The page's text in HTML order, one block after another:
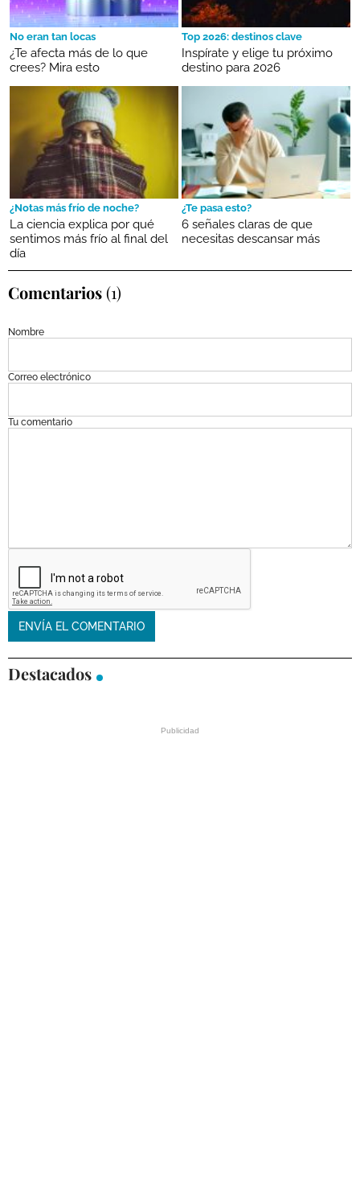
No eran tan locas
¿Te afecta más de lo que
crees? Mira esto
Top 2026: destinos clave
Inspírate y elige tu próximo
destino para 2026
¿Notas más frío de noche?
La ciencia explica por qué
sentimos más frío al final del
día
¿Te pasa esto?
6 señales claras de que
necesitas descansar más
Comentarios(1)
Nombre
Correo electrónico
Tu comentario
Destacados